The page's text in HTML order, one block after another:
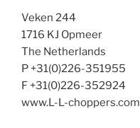
Veken 244
1716 KJ Opmeer
The Netherlands
P +31(0)226-351955
F +31(0)226-352924
www.L-L-choppers.com